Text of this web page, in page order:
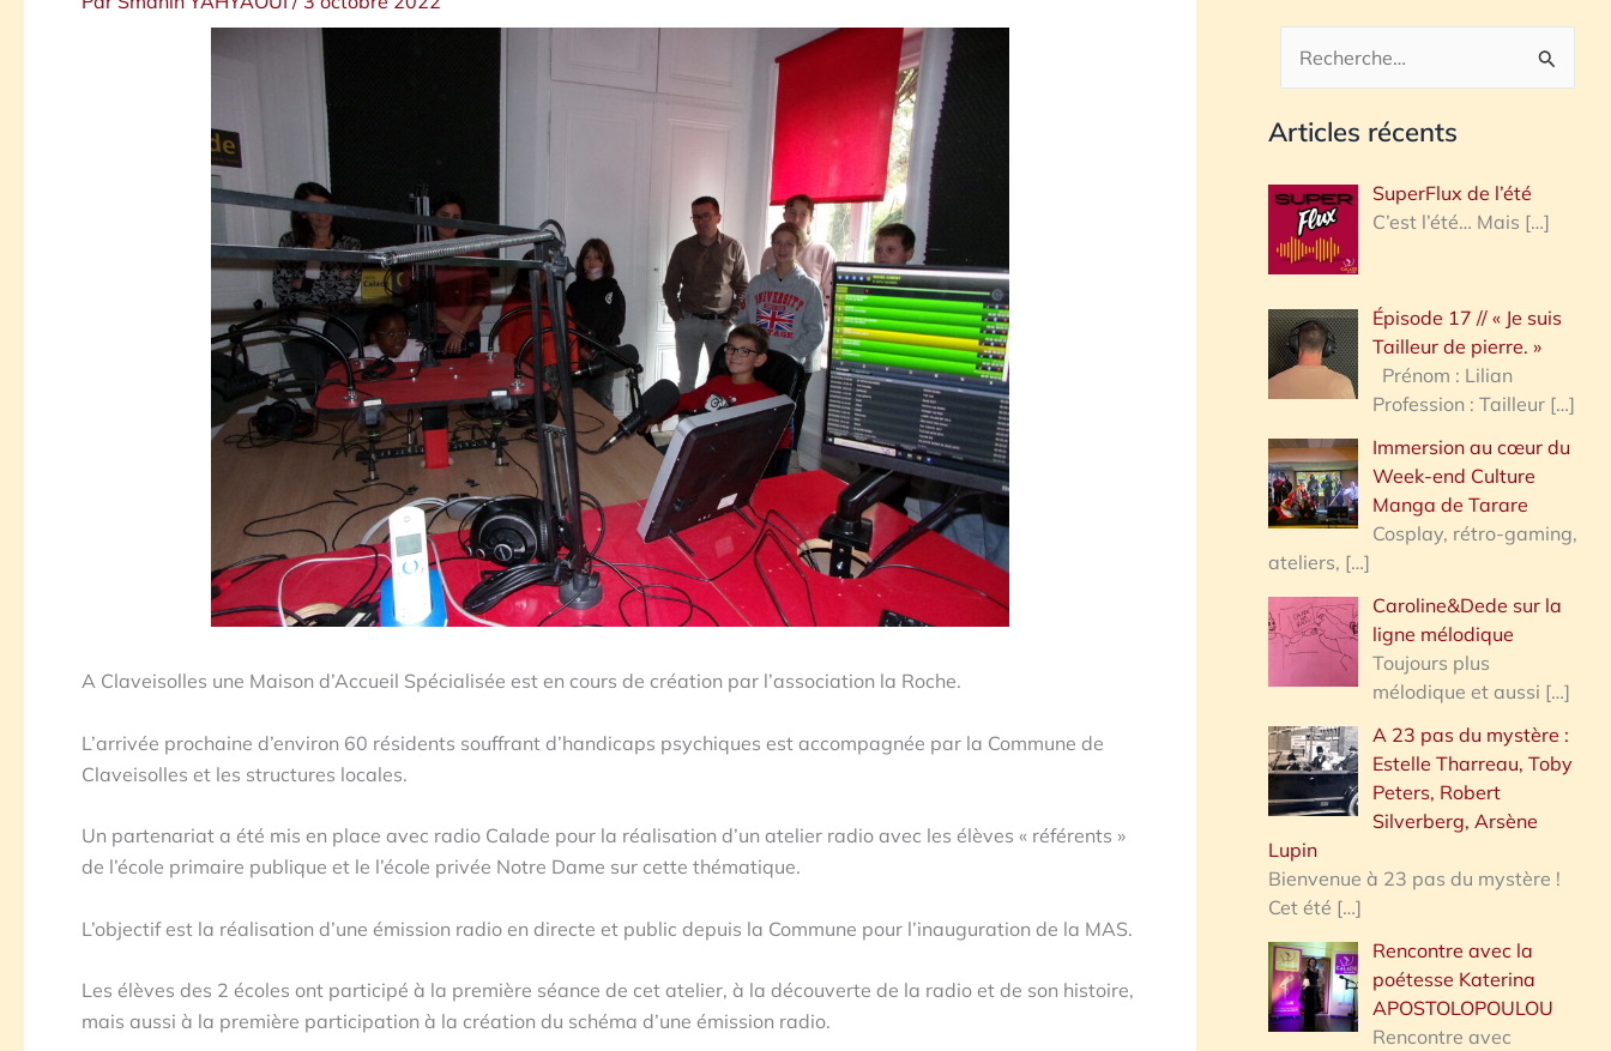
A Claveisolles une Maison d’Accueil Spécialisée est en cours de création par l’association la Roche.
L’arrivée prochaine d’environ 60 résidents souffrant d’handicaps psychiques est accompagnée par la Commune de
Claveisolles et les structures locales.
Un partenariat a été mis en place avec radio Calade pour la réalisation d’un atelier radio avec les élèves « référents »
de l’école primaire publique et le l’école privée Notre Dame sur cette thématique.
L’objectif est la réalisation d’une émission radio en directe et public depuis la Commune pour l’inauguration de la MAS.
Les élèves des 2 écoles ont participé à la première séance de cet atelier, à la découverte de la radio et de son histoire,
mais aussi à la première participation à la création du schéma d’une émission radio.
c
h
r
h
e
:
Articles récents
SuperFlux de l’été
C’est l’été… Mais […]
Épisode 17 // « Je suis
Tailleur de pierre. »
Prénom : Lilian
Profession : Tailleur […]
Immersion au cœur du
Week-end Culture
Manga de Tarare
Cosplay, rétro-gaming,
ateliers, […]
Caroline&Dede sur la
ligne mélodique
Toujours plus
mélodique et aussi […]
A 23 pas du mystère :
Estelle Tharreau, Toby
Peters, Robert
Silverberg, Arsène
Lupin
Bienvenue à 23 pas du mystère !
Cet été […]
Rencontre avec la
poétesse Katerina
APOSTOLOPOULOU
Rencontre avec